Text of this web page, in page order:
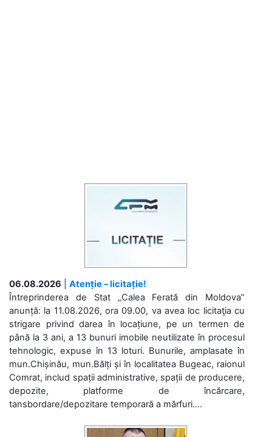
06.08.2026
Atenție – licitație!
Întreprinderea de Stat „Calea Ferată din Moldova”
anunță: la 11.08.2026, ora 09.00, va avea loc licitaţia cu
strigare privind darea în locațiune, pe un termen de
până la 3 ani, a 13 bunuri imobile neutilizate în procesul
tehnologic, expuse în 13 loturi. Bunurile, amplasate în
mun.Chișinău, mun.Bălți și în localitatea Bugeac, raionul
Comrat, includ spații administrative, spații de producere,
depozite, platforme de încărcare,
tansbordare/depozitare temporară a mărfuri....